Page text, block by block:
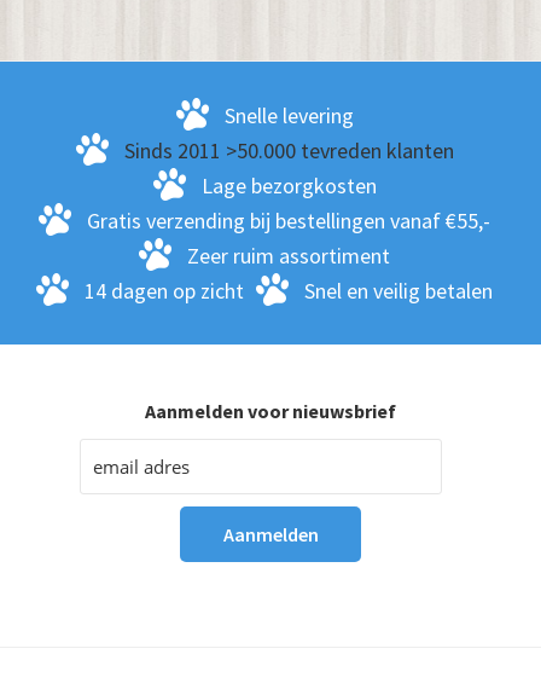
Snelle levering
Sinds 2011 >50.000 tevreden klanten
Lage bezorgkosten
Gratis verzending bij bestellingen vanaf €55,-
Zeer ruim assortiment
14 dagen op zicht
Snel en veilig betalen
Aanmelden voor nieuwsbrief